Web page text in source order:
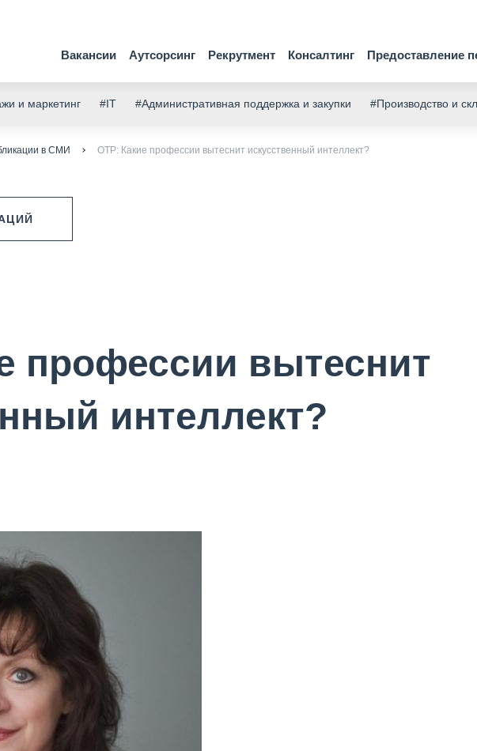
Вакансии Аутсорсинг Рекрутмент Консалтинг Предоставление
и маркетинг #IT #Административная поддержка и закупки #Производство и
в СМИ ОТР: Какие профессии вытеснит искусственный интеллект?
профессии вытеснит
интеллект?